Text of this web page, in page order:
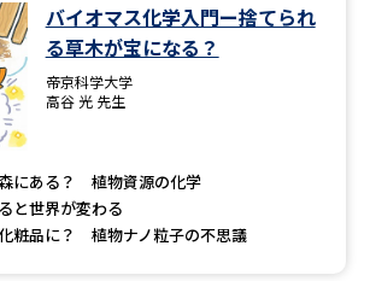
資格認定
大学研究
や特徴を調べる
バイオマス化学入門ー捨てられ
る草木が宝になる？
帝京科学大学
高谷 光 先生
にある？ 植物資源の化学
と世界が変わる
粧品に？ 植物ナノ粒子の不思議